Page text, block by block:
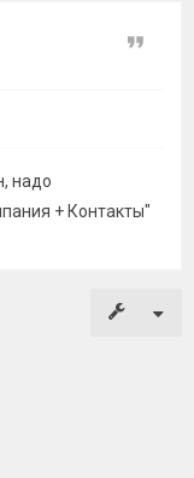
Цитата
надо
+ Контакты"